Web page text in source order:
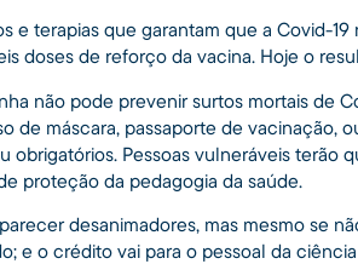
e terapias que garantam que a Covid-
doses de reforço da vacina. Hoje o
não pode prevenir surtos mortais de
de máscara, passaporte de vacinação,
obrigatórios. Pessoas vulneráveis ​​terão
proteção da pedagogia da saúde.
desanimadores, mas mesmo se
e o crédito vai para o pessoal da